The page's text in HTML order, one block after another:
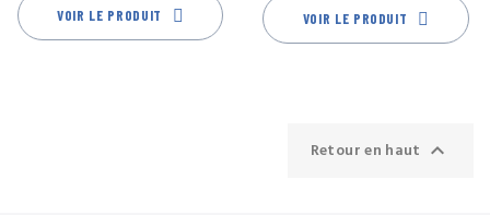
VOIR LE PRODUIT VOIR LE PRODUIT
Retour en haut 